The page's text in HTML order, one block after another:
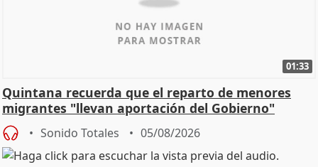
01:33
Quintana recuerda que el reparto de menores
migrantes "llevan aportación del Gobierno"
central
Sonido Totales 05/08/2026